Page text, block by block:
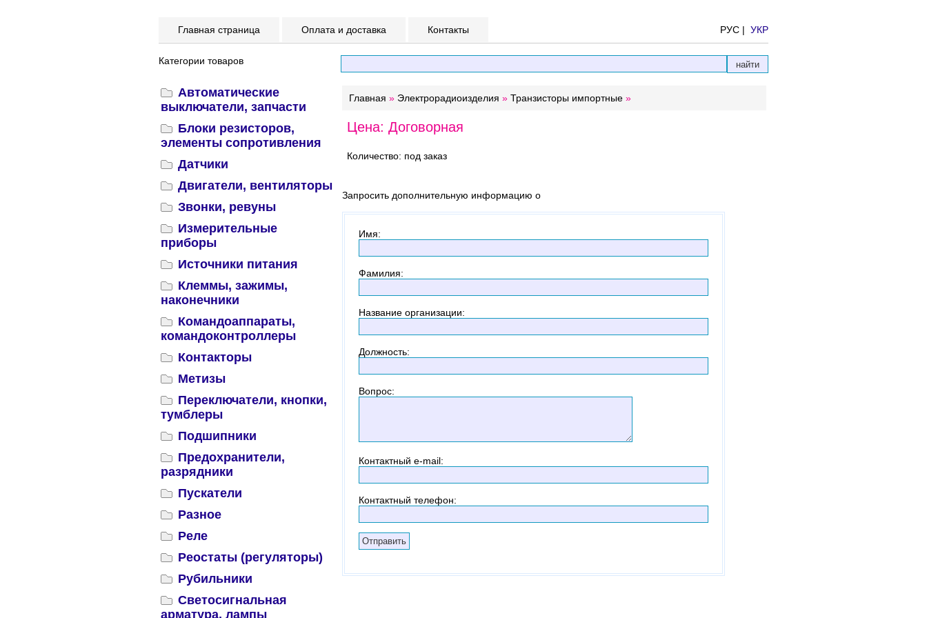
Главная страница Оплата и доставка Контакты РУС | УКР
Категории товаров
Автоматические
выключатели, запчасти
Блоки резисторов,
элементы сопротивления
Датчики
Двигатели, вентиляторы
Звонки, ревуны
Измерительные
приборы
Источники питания
Клеммы, зажимы,
наконечники
Командоаппараты,
командоконтроллеры
Контакторы
Метизы
Переключатели, кнопки,
тумблеры
Подшипники
Предохранители,
разрядники
Пускатели
Разное
Реле
Реостаты (регуляторы)
Рубильники
Светосигнальная
арматура, лампы
Главная » Электрорадиоизделия » Транзисторы импортные »
Цена: Договорная
Количество: под заказ
Запросить дополнительную информацию о
Имя:
Фамилия:
Название организации:
Должность:
Вопрос:
Контактный e-mail:
Контактный телефон: